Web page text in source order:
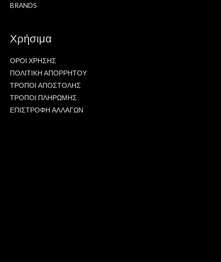
BRANDS
Χρήσιμα
ΟΡΟΙ ΧΡΗΣΗΣ
ΠΟΛΙΤΙΚΗ ΑΠΟΡΡΗΤΟΥ
ΤΡΟΠΟΙ ΑΠΟΣΤΟΛΗΣ
ΤΡΟΠΟΙ ΠΛΗΡΩΜΗΣ
ΕΠΙΣΤΡΟΦΗ ΑΛΛΑΓΩΝ